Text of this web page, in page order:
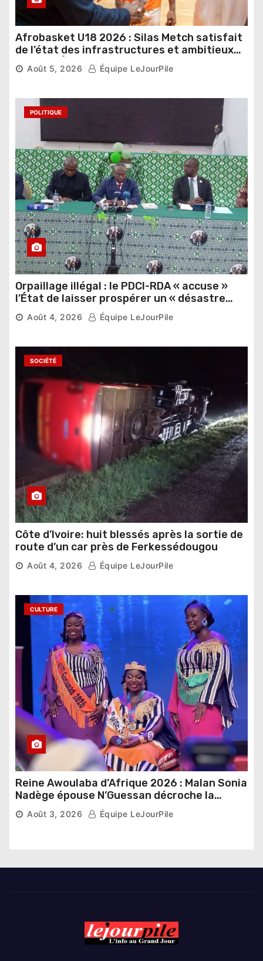
Afrobasket U18 2026 : Silas Metch satisfait
de l’état des infrastructures et ambitieux
pour les Éléphants
Août 5, 2026 Équipe LeJourPile
POLITIQUE
Orpaillage illégal : le PDCI-RDA « accuse »
l’État de laisser prospérer un « désastre
national »
Août 4, 2026 Équipe LeJourPile
SOCIÉTÉ
Côte d’Ivoire: huit blessés après la sortie de
route d’un car près de Ferkessédougou
Août 4, 2026 Équipe LeJourPile
CULTURE
Reine Awoulaba d’Afrique 2026 : Malan Sonia
Nadège épouse N’Guessan décroche la
couronne
Août 3, 2026 Équipe LeJourPile